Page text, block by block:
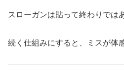
スローガンは貼って終わりでは
続く仕組みにすると、ミスが体